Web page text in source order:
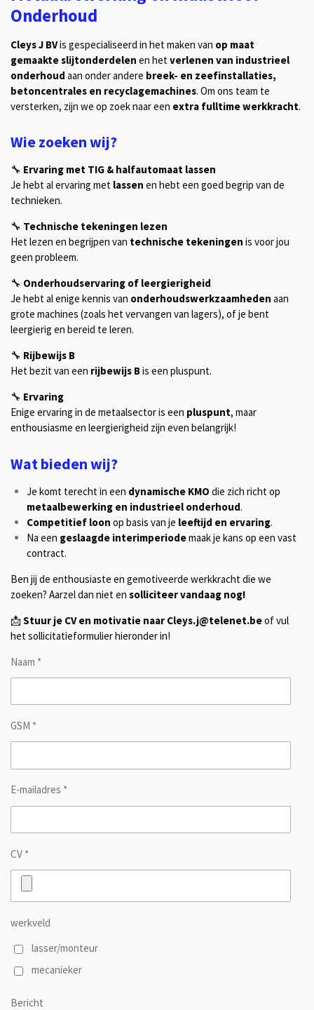
Onderhoud
Cleys J BVis gespecialiseerd in het maken van op maat
gemaakte slijtonderdelen en hetverlenen van industrieel
onderhoud aan onder andere breek- en zeefinstallaties,
betoncentrales en recyclagemachines. Om ons team te
versterken, zijn we op zoek naar een extra fulltime werkkracht.
Wie zoeken wij?
🔧 Ervaring met TIG & halfautomaat lassen
Je hebt al ervaring met lassen en hebt een goed begrip van de
technieken.
🔧 Technische tekeningen lezen
Het lezen en begrijpen van technische tekeningen is voor jou
geen probleem.
🔧 Onderhoudservaring of leergierigheid
Je hebt al enige kennis van onderhoudswerkzaamheden aan
grote machines (zoals het vervangen van lagers), of je bent
leergierig en bereid te leren.
🔧 Rijbewijs B
Het bezit van een rijbewijs Bis een pluspunt.
🔧 Ervaring
Enige ervaring in de metaalsector is een pluspunt, maar
enthousiasme en leergierigheid zijn even belangrijk!
Wat bieden wij?
Je komt terecht in een dynamische KMO die zich richt op
metaalbewerking en industrieel onderhoud.
Competitief loon op basis van je leeftijd en ervaring.
Na een geslaagde interimperiodemaak je kans op een vast
contract.
Ben jij de enthousiaste en gemotiveerde werkkracht die we
zoeken? Aarzel dan niet en solliciteer vandaag nog!
📩 Stuur je CV en motivatie naar Cleys.j@telenet.beof vul
het sollicitatieformulier hieronder in!
Naam *
GSM *
E-mailadres *
CV *
werkveld
lasser/monteur
mecanieker
Bericht